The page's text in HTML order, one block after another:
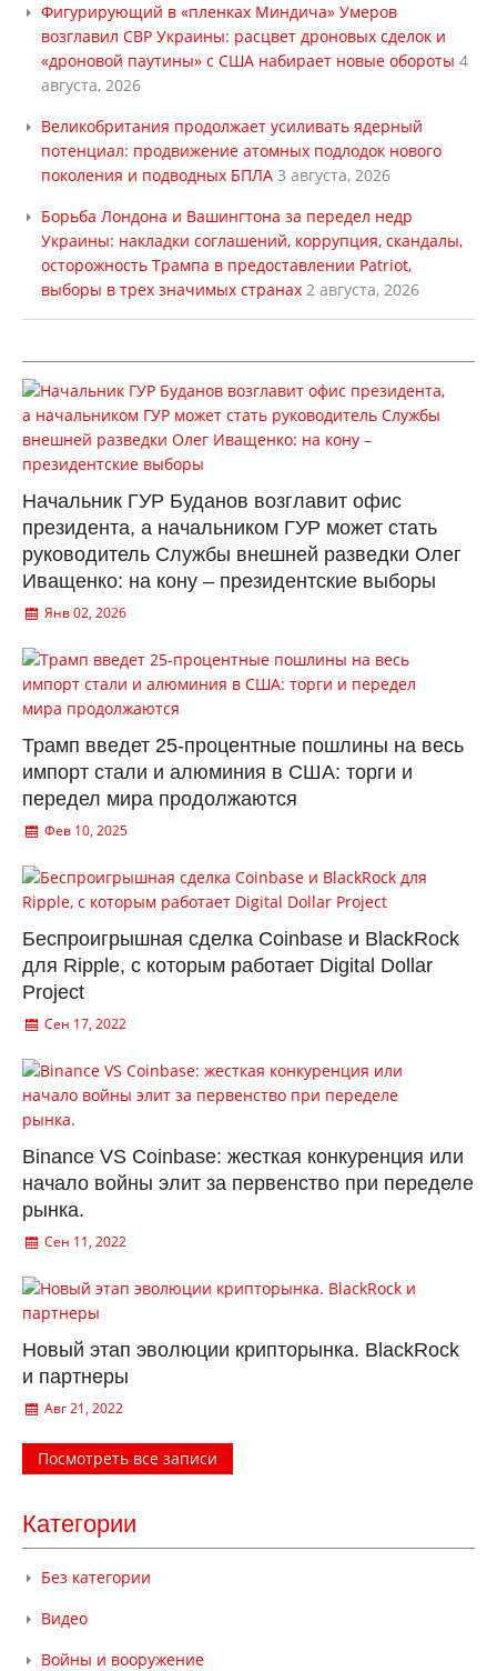
Фигурирующий в «пленках Миндича» Умеров
возглавил СВР Украины: расцвет дроновых сделок и
«дроновой паутины» с США набирает новые обороты 4
августа, 2026
Великобритания продолжает усиливать ядерный
потенциал: продвижение атомных подлодок нового
поколения и подводных БПЛА 3 августа, 2026
Борьба Лондона и Вашингтона за передел недр
Украины: накладки соглашений, коррупция, скандалы,
осторожность Трампа в предоставлении Patriot,
выборы в трех значимых странах 2 августа, 2026
Начальник ГУР Буданов возглавит офис
президента, а начальником ГУР может стать
руководитель Службы внешней разведки Олег
Иващенко: на кону – президентские выборы
Янв 02, 2026
Трамп введет 25-процентные пошлины на весь
импорт стали и алюминия в США: торги и
передел мира продолжаются
Фев 10, 2025
Беспроигрышная сделка Coinbase и BlackRock
для Ripple, с которым работает Digital Dollar
Project
Сен 17, 2022
Binance VS Coinbase: жесткая конкуренция или
начало войны элит за первенство при переделе
рынка.
Сен 11, 2022
Новый этап эволюции крипторынка. BlackRock
и партнеры
Авг 21, 2022
Посмотреть все записи
Категории
Без категории
Видео
Войны и вооружение